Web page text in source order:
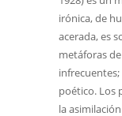
irónica, de
acerada, es
metáforas
infrecuentes;
poético. Los
la